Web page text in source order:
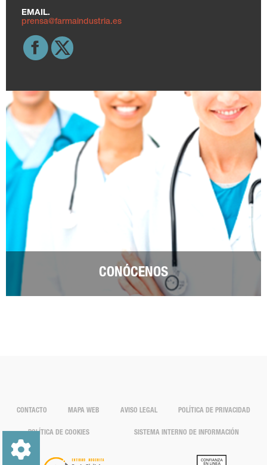
EMAIL.
prensa@farmaindustria.es
CONÓCENOS
CONTACTO MAPA WEB AVISO LEGAL POLÍTICA DE PRIVACIDAD
POLÍTICA DE COOKIES SISTEMA INTERNO DE INFORMACIÓN